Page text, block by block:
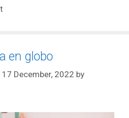
en globo
17 December, 2022 by